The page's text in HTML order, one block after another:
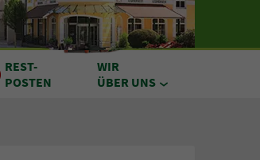
REST-
POSTEN
WIR
ÜBER UNS